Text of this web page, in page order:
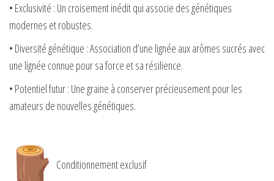
• Exclusivité : Un croisement inédit qui associe des génétiques
modernes et robustes.
• Diversité génétique : Association d’une lignée aux arômes sucrés avec
une lignée connue pour sa force et sa résilience.
• Potentiel futur : Une graine à conserver précieusement pour les
amateurs de nouvelles génétiques.
Conditionnement exclusif